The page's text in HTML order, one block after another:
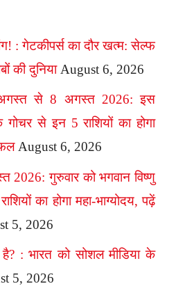
: गेटकीपर्स का दौर खत्म: सेल्फ
की दुनिया August 6, 2026
अगस्त से 8 अगस्त 2026: इस
से इन 5 राशियों का होगा
August 6, 2026
गुरुवार को भगवान विष्णु
का होगा महा-भाग्योदय, पढ़ें
5, 2026
: भारत को सोशल मीडिया के
5, 2026